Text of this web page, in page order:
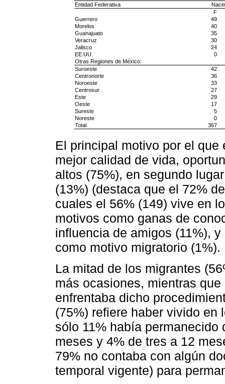
Entidad Federativa
F
Guerrero
49
Morelos
40
Guanajuato
35
Veracruz
30
Jalisco
24
EE.UU.
0
Otras Regiones de México:
Suroeste
42
Centronorte
36
Noroeste
33
Centrosur
27
Este
29
Oeste
17
Sureste
5
Noreste
0
Total
367
El principal motivo por el
mejor calidad de vida,
altos (75%), en segundo
(13%) (destaca que el 72%
cuales el 56% (149) vive en
motivos como ganas de
influencia de amigos (11%),
como motivo migratorio (1%).
La mitad de los migrantes
más ocasiones, mientras
enfrentaba dicho
(75%) refiere haber vivido en
sólo 11% había
meses y 4% de tres a 12
79% no contaba con algún
temporal vigente) para